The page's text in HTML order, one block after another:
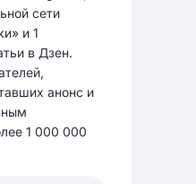
сети
и 1
в Дзен.
анонс и
1 000 000